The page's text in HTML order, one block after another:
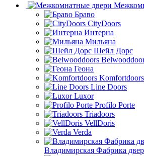
Браво
CityDoors
Интерна
Мильяна
Шейл Дорс
Геона
Komfortdoors
Line Doors
Luxor
Profilo Porte
Triadoors
VellDoris
Verda
Владимирская Фабрика